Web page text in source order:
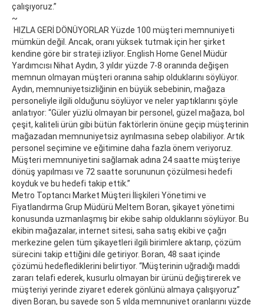
çalışıyoruz.”
~
HIZLA GERİ DÖNÜYORLAR Yüzde 100 müşteri memnuniyeti
mümkün değil. Ancak, oranı yüksek tutmak için her şirket
kendine göre bir strateji izliyor. English Home Genel Müdür
Yardımcısı Nihat Aydın, 3 yıldır yüzde 7-8 oranında değişen
memnun olmayan müşteri oranına sahip olduklarını söylüyor.
Aydın, memnuniyetsizliğinin en büyük sebebinin, mağaza
personeliyle ilgili olduğunu söylüyor ve neler yaptıklarını şöyle
anlatıyor: “Güler yüzlü olmayan bir personel, güzel mağaza, bol
çeşit, kaliteli ürün gibi bütün faktörlerin önüne geçip müşterinin
mağazadan memnuniyetsiz ayrılmasına sebep olabiliyor. Artık
personel seçimine ve eğitimine daha fazla önem veriyoruz.
Müşteri memnuniyetini sağlamak adına 24 saatte müşteriye
dönüş yapılması ve 72 saatte sorununun çözülmesi hedefi
koyduk ve bu hedefi takip ettik.”
Metro Toptancı Market Müşteri İlişkileri Yönetimi ve
Fiyatlandırma Grup Müdürü Meltem Boran, şikayet yönetimi
konusunda uzmanlaşmış bir ekibe sahip olduklarını söylüyor. Bu
ekibin mağazalar, internet sitesi, saha satış ekibi ve çağrı
merkezine gelen tüm şikayetleri ilgili birimlere aktarıp, çözüm
sürecini takip ettiğini dile getiriyor. Boran, 48 saat içinde
çözümü hedeflediklerini belirtiyor. “Müşterinin uğradığı maddi
zararı telafi ederek, kusurlu olmayan bir ürünü değiştirerek ve
müşteriyi yerinde ziyaret ederek gönlünü almaya çalışıyoruz”
diyen Boran, bu sayede son 5 yılda memnuniyet oranlarını yüzde